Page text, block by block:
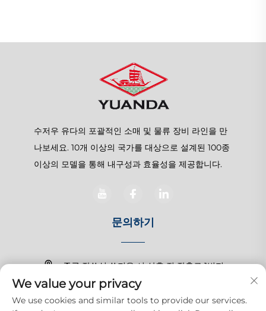
수저우 유다의 포괄적인 소매 및 물류 장비 라인을 만
나보세요. 10개 이상의 국가를 대상으로 설계된 100종
이상의 모델을 통해 내구성과 효율성을 제공합니다.
문의하기
중국 장쑤성 쑤저우 시 상후 진 장춘로 1번지
+86-15150179453
We value your privacy
We use cookies and similar tools to provide our services.